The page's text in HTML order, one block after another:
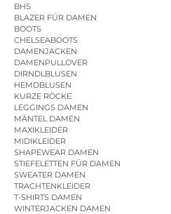
BHS
BLAZER FÜR DAMEN
BOOTS
CHELSEABOOTS
DAMENJACKEN
DAMENPULLOVER
DIRNDLBLUSEN
HEMDBLUSEN
KURZE RÖCKE
LEGGINGS DAMEN
MÄNTEL DAMEN
MAXIKLEIDER
MIDIKLEIDER
SHAPEWEAR DAMEN
STIEFELETTEN FÜR DAMEN
SWEATER DAMEN
TRACHTENKLEIDER
T-SHIRTS DAMEN
WINTERJACKEN DAMEN